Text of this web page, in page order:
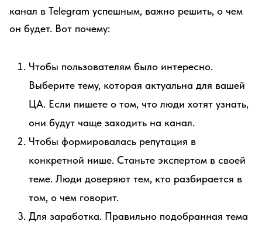
канал в Telegram успешным, важно решить, о чем
он будет. Вот почему:
Чтобы пользователям было интересно.
Выберите тему, которая актуальна для вашей
ЦА. Если пишете о том, что люди хотят узнать,
они будут чаще заходить на канал.
Чтобы формировалась репутация в
конкретной нише. Станьте экспертом в своей
теме. Люди доверяют тем, кто разбирается в
том, о чем говорит.
Для заработка. Правильно подобранная тема